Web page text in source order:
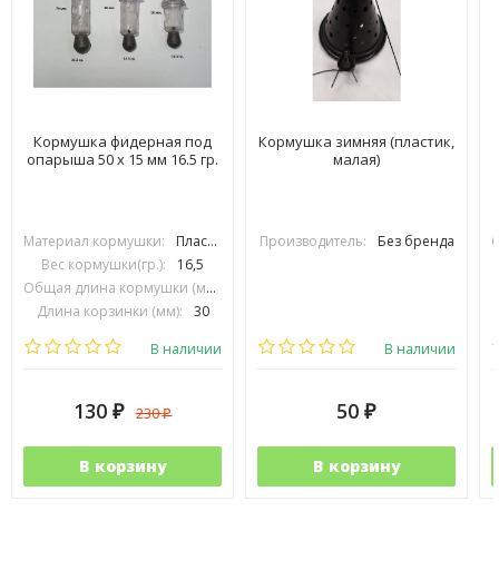
Кормушка фидерная под
опарыша 50 х 15 мм 16.5 гр.
Материал кормушки:
Пластик
Вес кормушки(гр.):
16,5
Общая длина кормушки (мм):
Длина корзинки (мм):
30
Диаметр корзинки (мм):
В наличии
130 ₽ 230₽
В корзину
Кормушка зимняя (пластик,
малая)
Производитель: Без бренда
В наличии
50 ₽
В корзину